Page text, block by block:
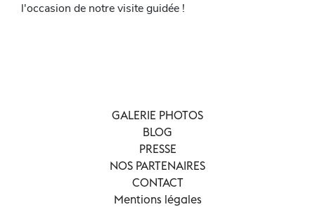
l'occasion de notre visite guidée !
GALERIE PHOTOS
BLOG
PRESSE
NOS PARTENAIRES
CONTACT
Mentions légales